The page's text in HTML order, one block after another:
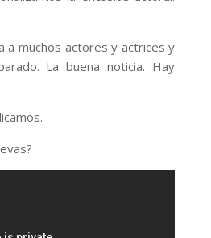
a muchos actores y actrices y
La buena noticia. Hay